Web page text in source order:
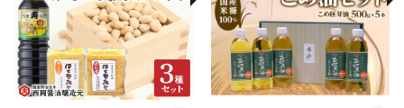
この地域の魅力を再発見し、世界へアピールし、森林資
源・森林環境を守り、育て、伝統文化をつなぐため、
みなさまからのあたたかい、応援をよろしくお願いいた
します。